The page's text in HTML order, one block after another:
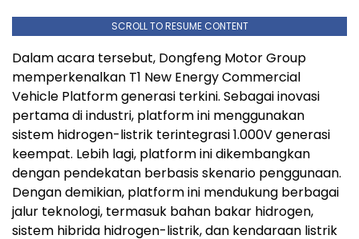
SCROLL TO RESUME CONTENT
Dalam acara tersebut, Dongfeng Motor Group
memperkenalkan T1 New Energy Commercial
Vehicle Platform generasi terkini. Sebagai inovasi
pertama di industri, platform ini menggunakan
sistem hidrogen-listrik terintegrasi 1.000V generasi
keempat. Lebih lagi, platform ini dikembangkan
dengan pendekatan berbasis skenario penggunaan.
Dengan demikian, platform ini mendukung berbagai
jalur teknologi, termasuk bahan bakar hidrogen,
sistem hibrida hidrogen-listrik, dan kendaraan listrik